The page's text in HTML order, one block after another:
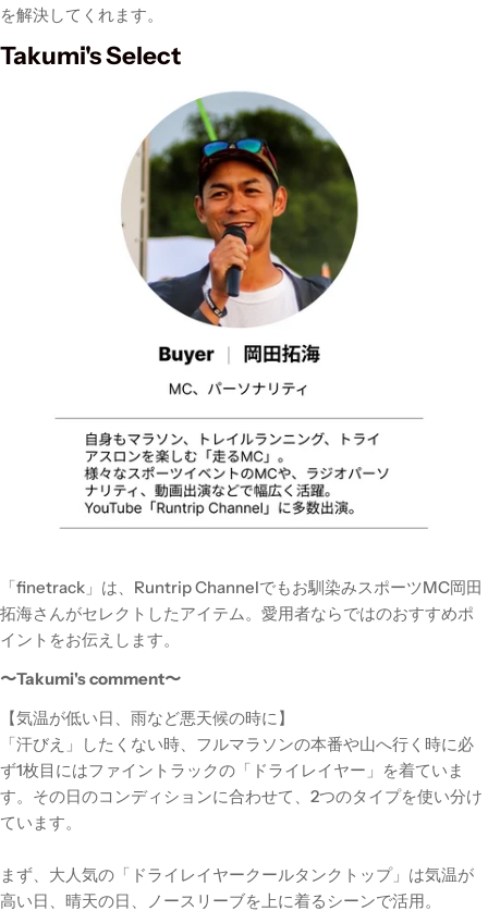
を解決してくれます。
Takumi's Select
「finetrack」は、Runtrip Channelでもお馴染みスポーツMC岡田
拓海さんがセレクトしたアイテム。愛用者ならではのおすすめポ
イントをお伝えします。
〜Takumi's comment〜
【気温が低い日、雨など悪天候の時に】
「汗びえ」したくない時、フルマラソンの本番や山へ行く時に必
ず1枚目にはファイントラックの「ドライレイヤー」を着ていま
す。 その日のコンディションに合わせて、2つのタイプを使い分け
ています。
まず、大人気の「ドライレイヤークールタンクトップ」は気温が
高い日、晴天の日、ノースリーブを上に着るシーンで活用。